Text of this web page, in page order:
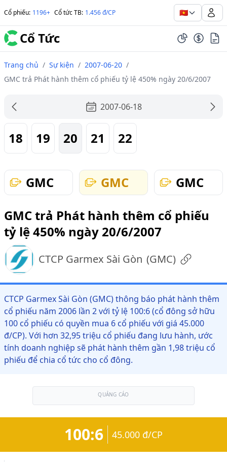
Cổ phiếu: 1196+ Cổ tức TB: 1.456 đ/CP 🇻🇳
Cổ Tức
Trang chủ / Sự kiện / 2007-06-20 /
GMC trả Phát hành thêm cổ phiếu tỷ lệ 450% ngày 20/6/2007
2007-06-18
18 19 20 21 22
GMC GMC
GMC
GMC trả Phát hành thêm cổ phiếu
tỷ lệ 450% ngày 20/6/2007
CTCP Garmex Sài Gòn (GMC)
CTCP Garmex Sài Gòn (GMC) thông báo phát hành thêm
cổ phiếu năm 2006 lần 2 với tỷ lệ 100:6 (cổ đông sở hữu
100 cổ phiếu có quyền mua 6 cổ phiếu với giá 45.000
đ/CP). Với hơn 32,95 triệu cổ phiếu đang lưu hành, ước
tính doanh nghiệp sẽ phát hành thêm gần 1,98 triệu cổ
phiếu để chia cổ tức cho cổ đông.
QUẢNG CÁO
100:6 45.000 đ/CP